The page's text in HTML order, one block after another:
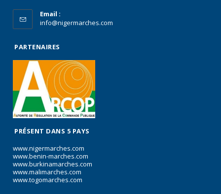
Email :
info@nigermarches.com
PARTENAIRES
PRÉSENT DANS 5 PAYS
www.nigermarches.com
www.benin-marches.com
www.burkinamarches.com
www.malimarches.com
www.togomarches.com